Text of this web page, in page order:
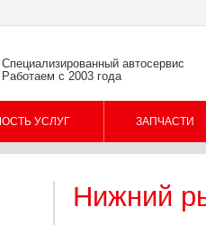
Специализированный автосервис
Работаем с 2003 года
УСЛУГ ЗАПЧАСТИ
Нижний